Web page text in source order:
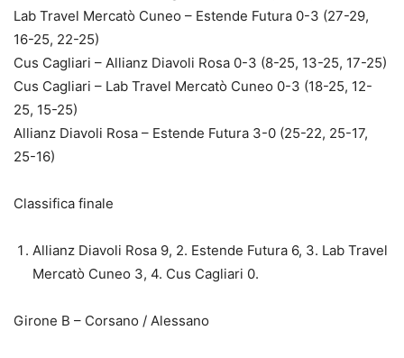
Lab Travel Mercatò Cuneo – Estende Futura 0-3 (27-29,
16-25, 22-25)
Cus Cagliari – Allianz Diavoli Rosa 0-3 (8-25, 13-25, 17-25)
Cus Cagliari – Lab Travel Mercatò Cuneo 0-3 (18-25, 12-
25, 15-25)
Allianz Diavoli Rosa – Estende Futura 3-0 (25-22, 25-17,
25-16)
Classifica finale
Allianz Diavoli Rosa 9, 2. Estende Futura 6, 3. Lab Travel
Mercatò Cuneo 3, 4. Cus Cagliari 0.
Girone B – Corsano / Alessano